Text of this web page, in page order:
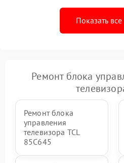
Показать
Ремонт блока
Ремонт блока
управления
телевизора TCL
85C645